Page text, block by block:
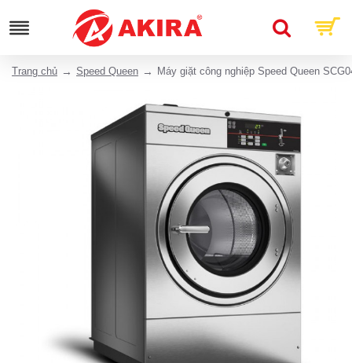
Trang chủ Speed Queen Máy giặt công nghiệp Speed Queen